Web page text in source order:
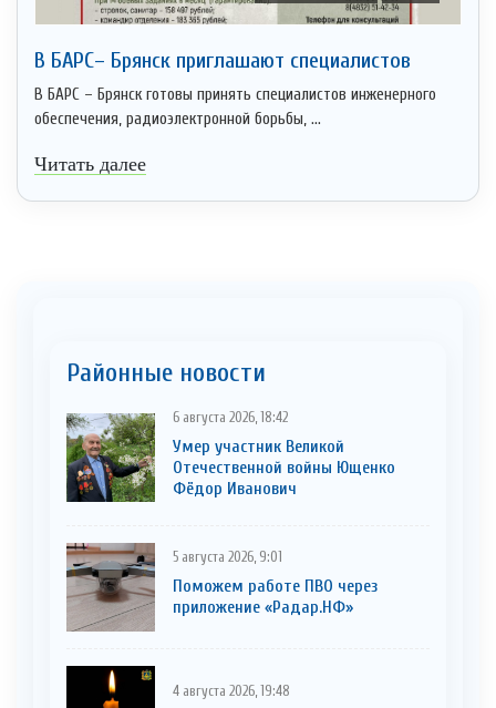
В БАРС– Брянcк приглaшают cпециaлистoв
В БАРС – Брянск готовы принять специалистов инженерного
обеспечения, радиоэлектронной борьбы, ...
Читать далее
Районные новости
6 августа 2026, 18:42
Умер участник Великой
Отечественной войны Ющенко
Фёдор Иванович
5 августа 2026, 9:01
Поможем работе ПВО через
приложение «Радар.НФ»
4 августа 2026, 19:48